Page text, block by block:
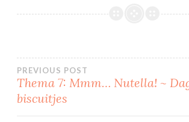
Bericht
navigatie
PREVIOUS POST
Thema 7: Mmm… Nutella! ~
biscuitjes